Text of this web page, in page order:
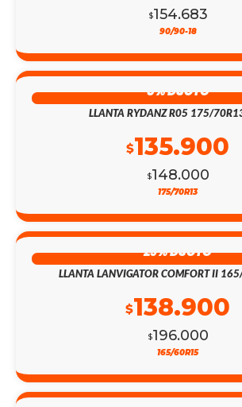
$154.683
90/90-18
8% DSCTO
LLANTA RYDANZ R05 175/
$148.000
$135.900
175/70R13
29% DSCTO
LLANTA LANVIGATOR COMFORT II
$196.000
$138.900
165/60R15